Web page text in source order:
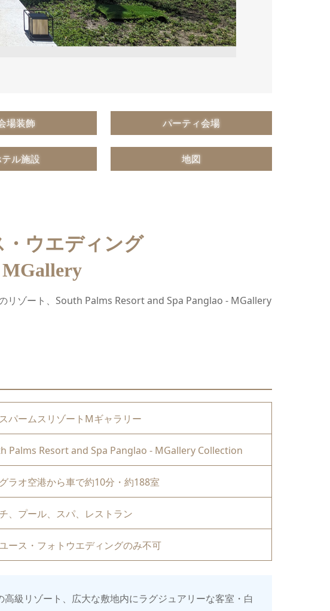
場装飾 パーティ会場
ル施設 地図
ウエディング
MGallery
リゾート、South Palms Resort and Spa Panglao - MGallery
パームスリゾートMギャラリー
Palms Resort and Spa Panglao - MGallery Collection
ラオ空港から車で約10分・約188室
、プール、スパ、レストラン
ース・フォトウエディングのみ不可
級リゾート、広大な敷地内にラグジュアリーな客室・白